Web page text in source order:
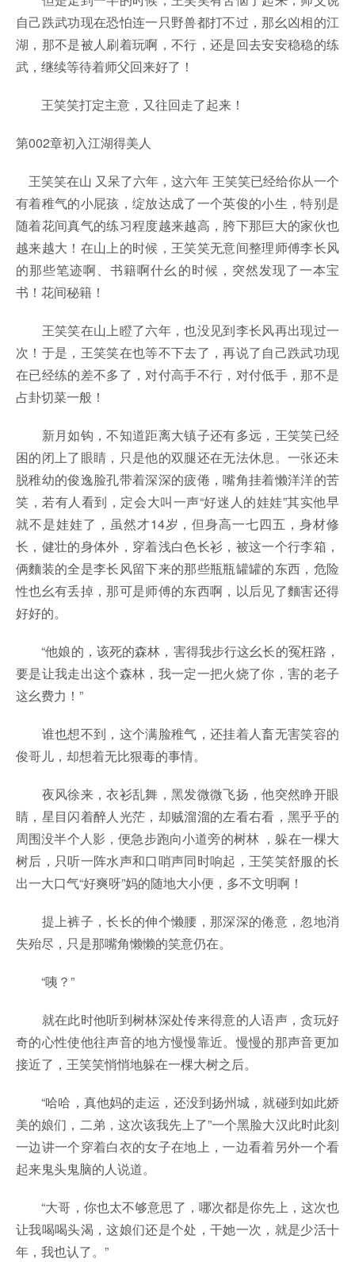
自己跌武功现在恐怕连一只野兽都打不过，那幺凶相的江
湖，那不是被人刷着玩啊，不行，还是回去安安稳稳的练
武，继续等待着师父回来好了！
王笑笑打定主意，又往回走了起来！
第002章初入江湖得美人
王笑笑在山 又呆了六年，这六年 王笑笑已经给你从一个
有着稚气的小屁孩，绽放达成了一个英俊的小生，特别是
随着花间真气的练习程度越来越高，胯下那巨大的家伙也
越来越大！在山上的时候，王笑笑无意间整理师傅李长风
的那些笔迹啊、书籍啊什幺的时候，突然发现了一本宝
书！花间秘籍！
王笑笑在山上瞪了六年，也没见到李长风再出现过一
次！于是，王笑笑在也等不下去了，再说了自己跌武功现
在已经练的差不多了，对付高手不行，对付低手，那不是
占卦切菜一般！
新月如钩，不知道距离大镇子还有多远，王笑笑已经
困的闭上了眼睛，只是他的双腿还在无法休息。一张还未
脱稚幼的俊逸脸孔带着深深的疲倦，嘴角挂着懒洋洋的苦
笑，若有人看到，定会大叫一声“好迷人的娃娃”其实他早
就不是娃娃了，虽然才14岁，但身高一七四五，身材修
长，健壮的身体外，穿着浅白色长衫，被这一个行李箱，
俩麵装的全是李长风留下来的那些瓶瓶罐罐的东西，危险
性也幺有丢掉，那可是师傅的东西啊，以后见了麵害还得
好好的。
“他娘的，该死的森林，害得我步行这幺长的冤枉路，
要是让我走出这个森林，我一定一把火烧了你，害的老子
这幺费力！”
谁也想不到，这个满脸稚气，还挂着人畜无害笑容的
俊哥儿，却想着无比狠毒的事情。
夜风徐来，衣衫乱舞，黑发微微飞扬，他突然睁开眼
睛，星目闪着醉人光茫，却贼溜溜的左看右看，黑乎乎的
周围没半个人影，便急步跑向小道旁的树林 ，躲在一棵大
树后，只听一阵水声和口哨声同时响起，王笑笑舒服的长
出一大口气“好爽呀”妈的随地大小便，多不文明啊！
提上裤子，长长的伸个懒腰，那深深的倦意，忽地消
失殆尽，只是那嘴角懒懒的笑意仍在。
“咦？”
就在此时他听到树林深处传来得意的人语声，贪玩好
奇的心性使他往声音的地方慢慢靠近。慢慢的那声音更加
接近了，王笑笑悄悄地躲在一棵大树之后。
“哈哈，真他妈的走运，还没到扬州城，就碰到如此娇
美的娘们，二弟，这次该我先上了”一个黑脸大汉此时此刻
一边讲一个穿着白衣的女子在地上，一边看着另外一个看
起来鬼头鬼脑的人说道。
“大哥，你也太不够意思了，哪次都是你先上，这次也
让我喝喝头渴，这娘们还是个处，干她一次，就是少活十
年，我也认了。”